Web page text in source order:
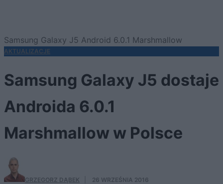
Samsung Galaxy J5 Android 6.0.1 Marshmallow
AKTUALIZACJE
Samsung Galaxy J5 dostaje
Androida 6.0.1
Marshmallow w Polsce
GRZEGORZ DĄBEK 26 WRZEŚNIA 2016